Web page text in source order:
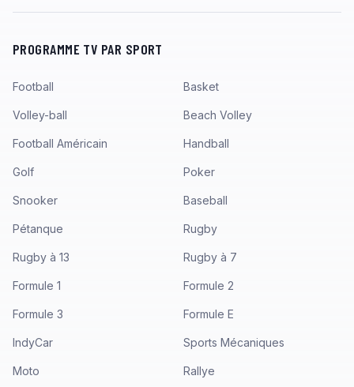
PROGRAMME TV PAR SPORT
Football Basket
Volley-ball Beach Volley
Football Américain Handball
Golf Poker
Snooker Baseball
Pétanque Rugby
Rugby à 13 Rugby à 7
Formule 1 Formule 2
Formule 3 Formule E
IndyCar Sports Mécaniques
Moto Rallye